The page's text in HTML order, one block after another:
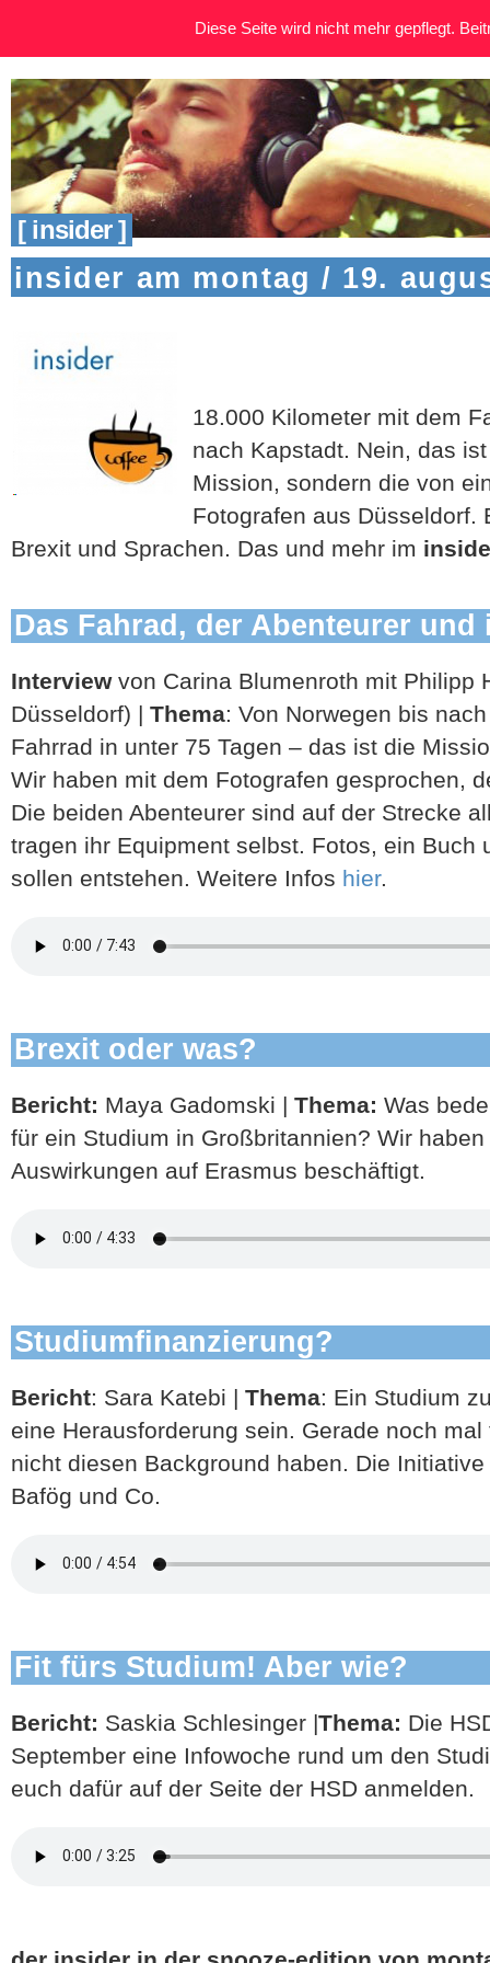
[ insider ]
insider am montag / 19.
18.000 Kilometer mit dem
nach Kapstadt. Nein, das
Mission, sondern die von
Fotografen aus Düsseldorf.
Brexit und Sprachen. Das und mehr im
Das Fahrad, der Abenteurer
Interview von Carina Blumenroth mit Philipp
Düsseldorf) | Thema: Von Norwegen bis
Fahrrad in unter 75 Tagen – das ist die
Wir haben mit dem Fotografen gesprochen,
Die beiden Abenteurer sind auf der Strecke
tragen ihr Equipment selbst. Fotos, ein Buch
sollen entstehen. Weitere Infos hier.
Brexit oder was?
Bericht: Maya Gadomski | Thema: Was
für ein Studium in Großbritannien? Wir
Auswirkungen auf Erasmus beschäftigt.
Studiumfinanzierung?
Bericht: Sara Katebi | Thema: Ein Studium
eine Herausforderung sein. Gerade noch
nicht diesen Background haben. Die
Bafög und Co.
Fit fürs Studium! Aber wie?
Bericht: Saskia Schlesinger |Thema: Die
September eine Infowoche rund um den
euch dafür auf der Seite der HSD anmelden.
Diese Seite wird nicht mehr gepflegt.